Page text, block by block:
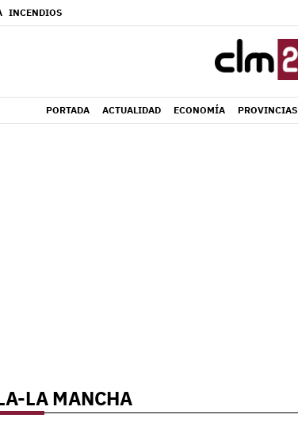
INCENDIOS
PORTADA ACTUALIDAD ECONOMÍA PROVINCIAS
LA MANCHA